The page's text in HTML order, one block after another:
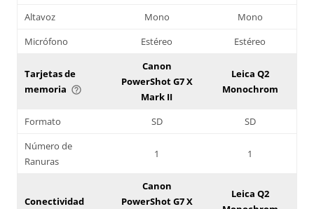
Altavoz
Mono
Mono
Micrófono
Estéreo Estéreo
Tarjetas de
memoria help_outline
Canon
PowerShot G7 X
Mark II
Leica Q2
Monochrom
Formato SD
SD
Número de
Ranuras
1 1
Conectividad
Canon
PowerShot G7 X
Leica Q2